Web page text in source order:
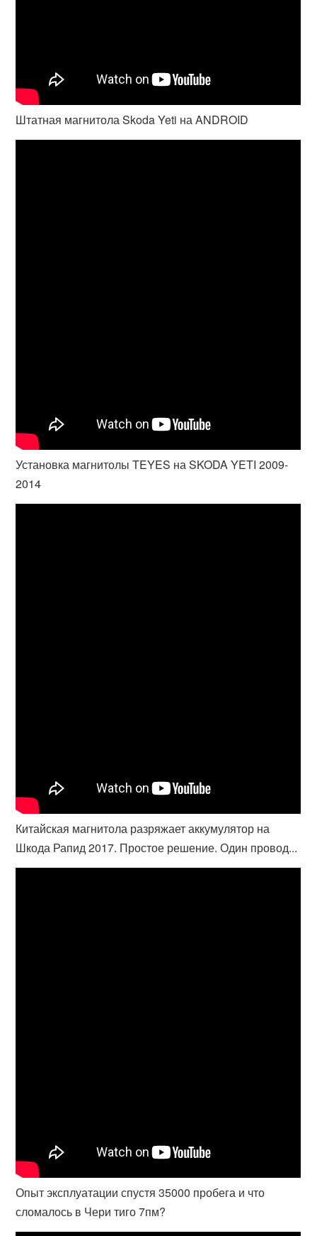
Штатная магнитола Skoda Yeti на ANDROID
Установка магнитолы TEYES на SKODA YETI 2009-
2014
Китайская магнитола разряжает аккумулятор на
Шкода Рапид 2017. Простое решение. Один провод...
Опыт эксплуатации спустя 35000 пробега и что
сломалось в Чери тиго 7пм?